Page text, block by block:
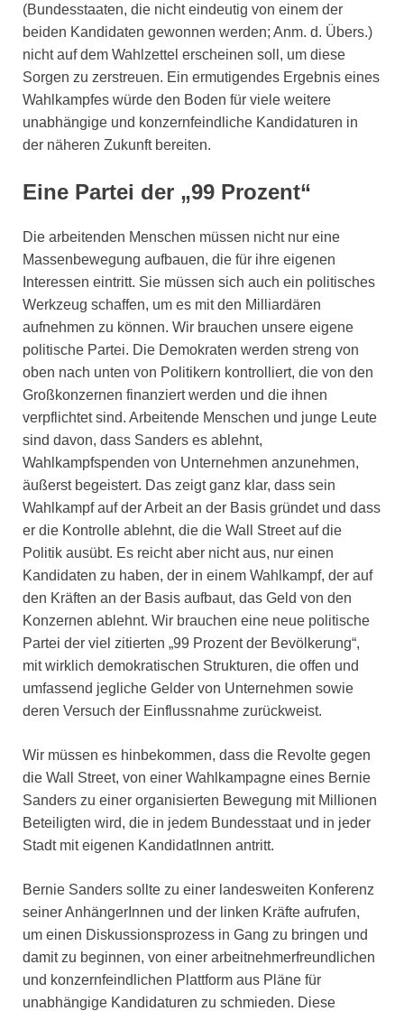
(Bundesstaaten, die nicht eindeutig von einem der
beiden Kandidaten gewonnen werden; Anm. d. Übers.)
nicht auf dem Wahlzettel erscheinen soll, um diese
Sorgen zu zerstreuen. Ein ermutigendes Ergebnis eines
Wahlkampfes würde den Boden für viele weitere
unabhängige und konzernfeindliche Kandidaturen in
der näheren Zukunft bereiten.
Eine Partei der „99 Prozent“
Die arbeitenden Menschen müssen nicht nur eine
Massenbewegung aufbauen, die für ihre eigenen
Interessen eintritt. Sie müssen sich auch ein politisches
Werkzeug schaffen, um es mit den Milliardären
aufnehmen zu können. Wir brauchen unsere eigene
politische Partei. Die Demokraten werden streng von
oben nach unten von Politikern kontrolliert, die von den
Großkonzernen finanziert werden und die ihnen
verpflichtet sind. Arbeitende Menschen und junge Leute
sind davon, dass Sanders es ablehnt,
Wahlkampfspenden von Unternehmen anzunehmen,
äußerst begeistert. Das zeigt ganz klar, dass sein
Wahlkampf auf der Arbeit an der Basis gründet und dass
er die Kontrolle ablehnt, die die Wall Street auf die
Politik ausübt. Es reicht aber nicht aus, nur einen
Kandidaten zu haben, der in einem Wahlkampf, der auf
den Kräften an der Basis aufbaut, das Geld von den
Konzernen ablehnt. Wir brauchen eine neue politische
Partei der viel zitierten „99 Prozent der Bevölkerung“,
mit wirklich demokratischen Strukturen, die offen und
umfassend jegliche Gelder von Unternehmen sowie
deren Versuch der Einflussnahme zurückweist.
Wir müssen es hinbekommen, dass die Revolte gegen
die Wall Street, von einer Wahlkampagne eines Bernie
Sanders zu einer organisierten Bewegung mit Millionen
Beteiligten wird, die in jedem Bundesstaat und in jeder
Stadt mit eigenen KandidatInnen antritt.
Bernie Sanders sollte zu einer landesweiten Konferenz
seiner AnhängerInnen und der linken Kräfte aufrufen,
um einen Diskussionsprozess in Gang zu bringen und
damit zu beginnen, von einer arbeitnehmerfreundlichen
und konzernfeindlichen Plattform aus Pläne für
unabhängige Kandidaturen zu schmieden. Diese